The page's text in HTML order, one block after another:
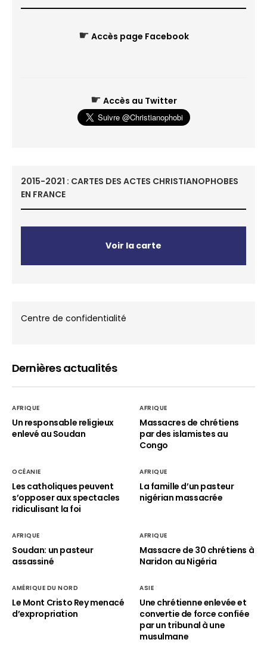
☛ Accès page Facebook
☛ Accès au Twitter
2015-2021 : CARTES DES ACTES CHRISTIANOPHOBES
EN FRANCE
Voir la carte
Centre de confidentialité
Dernières actualités
AFRIQUE
Un responsable religieux
enlevé au Soudan
AFRIQUE
Massacres de chrétiens
par des islamistes au
Congo
OCÉANIE
Les catholiques peuvent
s’opposer aux spectacles
ridiculisant la foi
AFRIQUE
La famille d’un pasteur
nigérian massacrée
AFRIQUE
Soudan: un pasteur
assassiné
AFRIQUE
Massacre de 30 chrétiens à
Naridon au Nigéria
AMÉRIQUE DU NORD
Le Mont Cristo Rey menacé
d’expropriation
ASIE
Une chrétienne enlevée et
convertie de force confiée
par un tribunal à une
musulmane